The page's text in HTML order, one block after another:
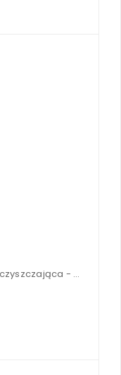
Garden Roses Łagodna pianka oczyszczająca - Make Me Bio 160 ml